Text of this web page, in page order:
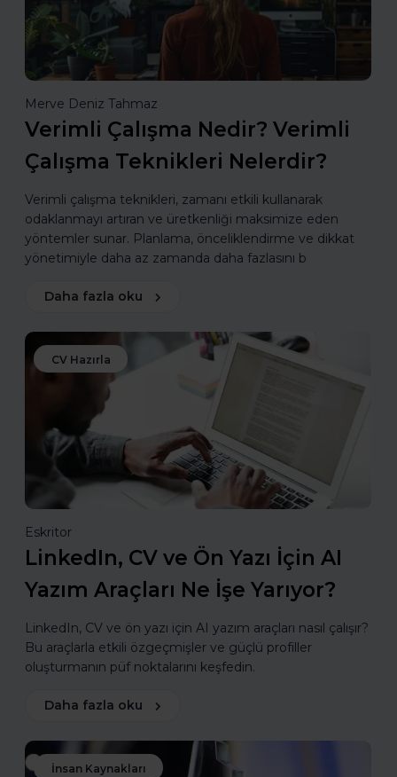
Merve Deniz Tahmaz
Verimli Çalışma Nedir? Verimli
Çalışma Teknikleri Nelerdir?
Verimli çalışma teknikleri, zamanı etkili kullanarak
odaklanmayı artıran ve üretkenliği maksimize eden
yöntemler sunar. Planlama, önceliklendirme ve dikkat
yönetimiyle daha az zamanda daha fazlasını b
Daha fazla oku
CV Hazırla
Eskritor
LinkedIn, CV ve Ön Yazı İçin AI
Yazım Araçları Ne İşe Yarıyor?
LinkedIn, CV ve ön yazı için AI yazım araçları nasıl çalışır?
Bu araçlarla etkili özgeçmişler ve güçlü profiller
oluşturmanın püf noktalarını keşfedin.
Daha fazla oku
İnsan Kaynakları